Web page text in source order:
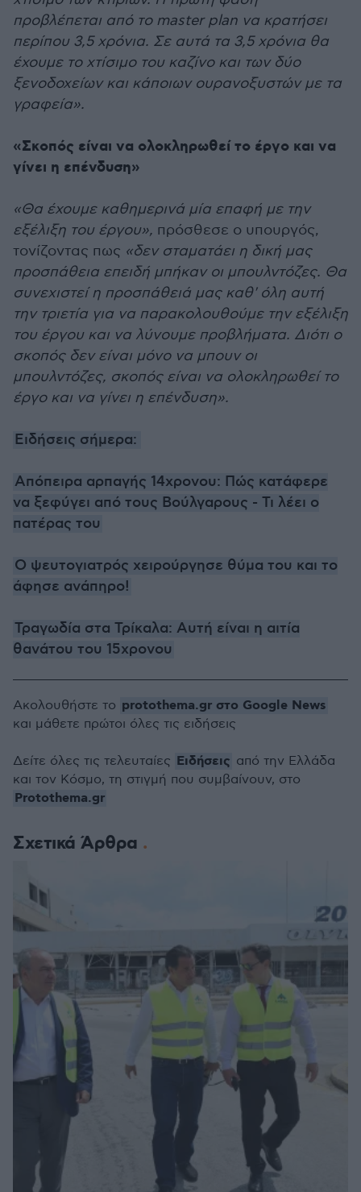
προβλέπεται από το master plan να κρατήσει
περίπου 3,5 χρόνια. Σε αυτά τα 3,5 χρόνια θα
έχουμε το χτίσιμο του καζίνο και των δύο
ξενοδοχείων και κάποιων ουρανοξυστών με τα
γραφεία».
«Σκοπός είναι να ολοκληρωθεί το έργο και να
γίνει η επένδυση»
«Θα έχουμε καθημερινά μία επαφή με την
εξέλιξη του έργου», πρόσθεσε ο υπουργός,
τονίζοντας πως «δεν σταματάει η δική μας
προσπάθεια επειδή μπήκαν οι μπουλντόζες. Θα
συνεχιστεί η προσπάθειά μας καθ' όλη αυτή
την τριετία για να παρακολουθούμε την εξέλιξη
του έργου και να λύνουμε προβλήματα. Διότι ο
σκοπός δεν είναι μόνο να μπουν οι
μπουλντόζες, σκοπός είναι να ολοκληρωθεί το
έργο και να γίνει η επένδυση».
Ειδήσεις σήμερα:
Απόπειρα αρπαγής 14χρονου: Πώς κατάφερε
να ξεφύγει από τους Βούλγαρους - Τι λέει ο
πατέρας του
Ο ψευτογιατρός χειρούργησε θύμα του και το
άφησε ανάπηρο!
Τραγωδία στα Τρίκαλα: Αυτή είναι η αιτία
θανάτου του 15χρονου
Σχετικά Άρθρα
Ακολουθήστε το protothema.gr στο Google News
και μάθετε πρώτοι όλες τις ειδήσεις
Δείτε όλες τις τελευταίες Ειδήσεις από την Ελλάδα
και τον Κόσμο, τη στιγμή που συμβαίνουν, στο
Protothema.gr